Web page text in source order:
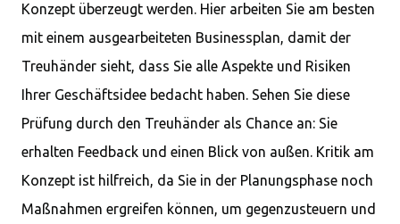
Konzept überzeugt werden. Hier arbeiten Sie am besten
mit einem ausgearbeiteten Businessplan, damit der
Treuhänder sieht, dass Sie alle Aspekte und Risiken
Ihrer Geschäftsidee bedacht haben. Sehen Sie diese
Prüfung durch den Treuhänder als Chance an: Sie
erhalten Feedback und einen Blick von außen. Kritik am
Konzept ist hilfreich, da Sie in der Planungsphase noch
Maßnahmen ergreifen können, um gegenzusteuern und